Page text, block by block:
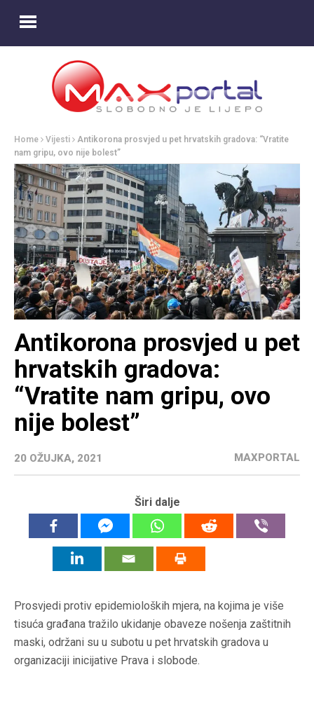
Home Vijesti
Antikorona prosvjed u pet hrvatskih gradova: “Vratite
nam gripu, ovo nije bolest”
Antikorona prosvjed u pet
hrvatskih gradova:
“Vratite nam gripu, ovo
nije bolest”
20 OŽUJKA, 2021 MAXPORTAL
Širi dalje
Prosvjedi protiv epidemioloških mjera, na kojima je više
tisuća građana tražilo ukidanje obaveze nošenja zaštitnih
maski, održani su u subotu u pet hrvatskih gradova u
organizaciji inicijative Prava i slobode.